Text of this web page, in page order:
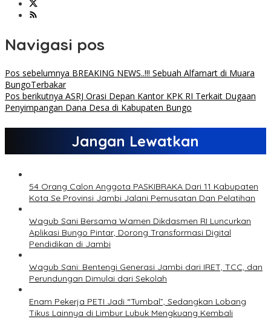
Navigasi pos
Pos sebelumnya BREAKING NEWS..!!! Sebuah Alfamart di Muara
BungoTerbakar
Pos berikutnya ASRJ Orasi Depan Kantor KPK RI Terkait Dugaan
Penyimpangan Dana Desa di Kabupaten Bungo
Jangan Lewatkan
54 Orang Calon Anggota PASKIBRAKA Dari 11 Kabupaten
Kota Se Provinsi Jambi Jalani Pemusatan Dan Pelatihan
Wagub Sani Bersama Wamen Dikdasmen RI Luncurkan
Aplikasi Bungo Pintar, Dorong Transformasi Digital
Pendidikan di Jambi
Wagub Sani: Bentengi Generasi Jambi dari IRET, TCC, dan
Perundungan Dimulai dari Sekolah
Enam Pekerja PETI Jadi “Tumbal”, Sedangkan Lobang
Tikus Lainnya di Limbur Lubuk Mengkuang Kembali